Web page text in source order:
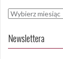
Archiwa
Newslettera